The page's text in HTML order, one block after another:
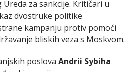
za sankcije. Kritičari u
dvostruke politike
kampanju protiv pomoći
bliskih veza s Moskvom.
poslova Andrii Sybiha